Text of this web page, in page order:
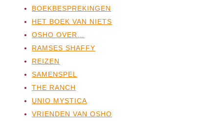
BOEKBESPREKINGEN
HET BOEK VAN NIETS
OSHO OVER…
RAMSES SHAFFY
REIZEN
SAMENSPEL
THE RANCH
UNIO MYSTICA
VRIENDEN VAN OSHO